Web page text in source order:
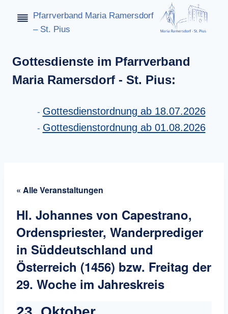
Inhalt
Pfarrverband Maria Ramersdorf
– St. Pius
Gottesdienste im Pfarrverband
Maria Ramersdorf - St. Pius:
Gottesdienstordnung ab 18.07.2026
Gottesdienstordnung ab 01.08.2026
« Alle Veranstaltungen
Hl. Johannes von Capestrano,
Ordenspriester, Wanderprediger
in Süddeutschland und
Österreich (1456) bzw. Freitag der
29. Woche im Jahreskreis